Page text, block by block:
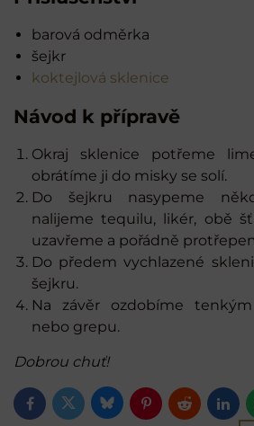
barová odměrka
šejkr
koktejlová sklenice
Návod k přípravě
Okraj sklenice potřeme
obrátíme ji do misky se solí.
Do šejkru nasypeme
nalijeme tequilu, likér, obě
uzavřeme a pořádně
Do předem vychlazené
šejkru.
Na závěr ozdobíme
nebo grepu.
Dobrou chuť!
FacebookTwitterBlueskyPinterestReddit